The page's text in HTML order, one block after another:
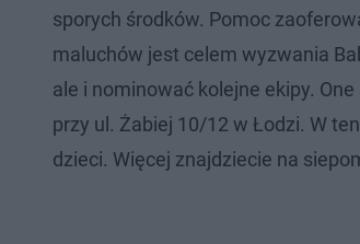
sporych środków. Pomoc
maluchów jest celem wyzwania
ale i nominować kolejne ekipy.
przy ul. Żabiej 10/12 w Łodzi. W
dzieci. Więcej znajdziecie na